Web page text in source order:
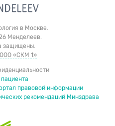
в Москве.
Менделеев.
защищены.
«СКМ 1»
правовой информации
рекомендаций Минздрава